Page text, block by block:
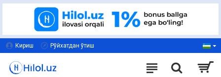
Кириш Рўйхатдан ўтиш